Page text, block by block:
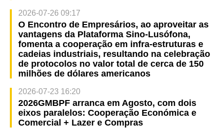
2026-07-26 09:17
O Encontro de Empresários, ao aproveitar as
vantagens da Plataforma Sino-Lusófona,
fomenta a cooperação em infra-estruturas e
cadeias industriais, resultando na celebração
de protocolos no valor total de cerca de 150
milhões de dólares americanos
2026-07-23 16:20
2026GMBPF arranca em Agosto, com dois
eixos paralelos: Cooperação Económica e
Comercial + Lazer e Compras